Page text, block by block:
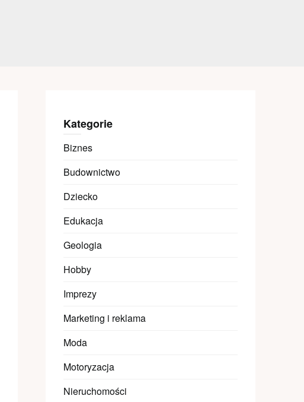
Kategorie
Biznes
Budownictwo
Dziecko
Edukacja
Geologia
Hobby
Imprezy
Marketing i reklama
Moda
Motoryzacja
Nieruchomości